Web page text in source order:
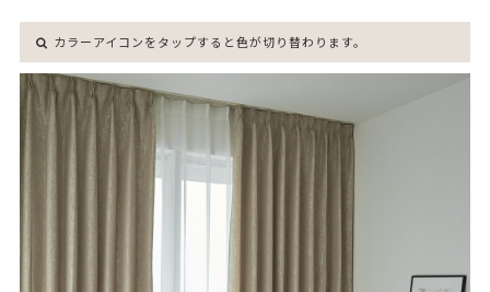
カラーアイコンをタップすると色が切り替わります。